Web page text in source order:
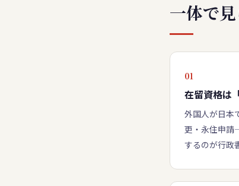
一体で
01
在留資格は
外国人が日本
更・永住申請
するのが行政